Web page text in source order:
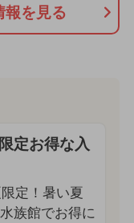
報を見る
定お得な入
定！暑い夏
族館でお得に